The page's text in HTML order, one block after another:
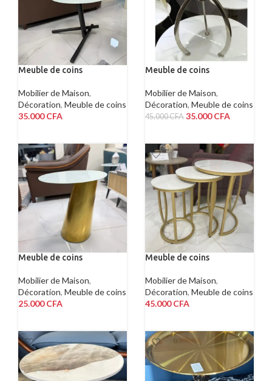
Meuble de coins
Mobilier de Maison,
Décoration, Meuble de coins
35.000CFA
Meuble de coins
Mobilier de Maison,
Décoration, Meuble de coins
45.000CFA 35.000CFA
Meuble de coins
Mobilier de Maison,
Décoration, Meuble de coins
25.000CFA
Meuble de coins
Mobilier de Maison,
Décoration, Meuble de coins
45.000CFA